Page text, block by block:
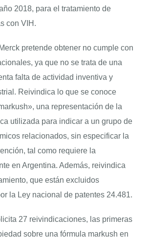
2018, para el tratamiento de
con VIH.
pretende obtener no cumple con
ya que no se trata de una
falta de actividad inventiva y
Reivindica lo que se conoce
una representación de la
utilizada para indicar a un grupo de
relacionados, sin especificar la
tal como requiere la
en Argentina. Además, reivindica
que están excluidos
la Ley nacional de patentes 24.481.
27 reivindicaciones, las primeras
sobre una fórmula markush en